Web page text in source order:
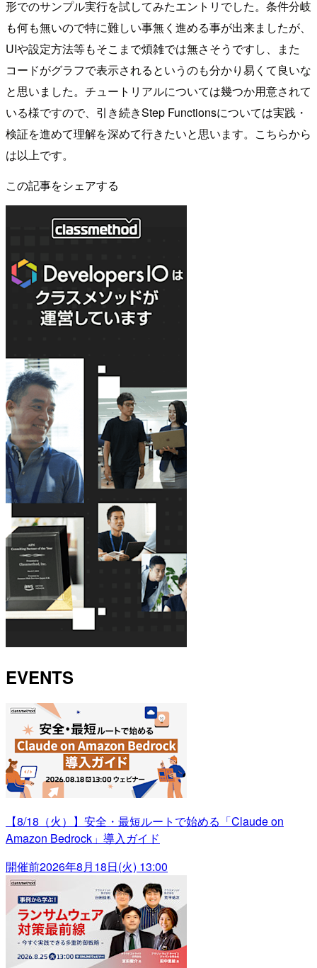
形でのサンプル実行を試してみたエントリでした。条件分岐
も何も無いので特に難しい事無く進める事が出来ましたが、
UIや設定方法等もそこまで煩雑では無さそうですし、また
コードがグラフで表示されるというのも分かり易くて良いな
と思いました。チュートリアルについては幾つか用意されて
いる様ですので、引き続きStep Functionsについては実践・
検証を進めて理解を深めて行きたいと思います。こちらから
は以上です。
この記事をシェアする
EVENTS
【8/18（火）】安全・最短ルートで始める「Claude on
Amazon Bedrock」導入ガイド
開催前2026年8月18日(火) 13:00